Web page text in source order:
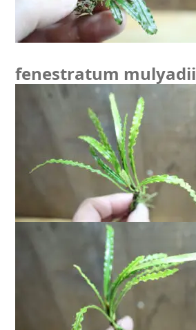
fenestratum mulyadii